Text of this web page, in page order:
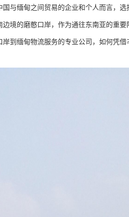
与缅甸之间贸易的企业和个人而言，选
境的磨憨口岸，作为通往东南亚的重要
到缅甸物流服务的专业公司，如何凭借